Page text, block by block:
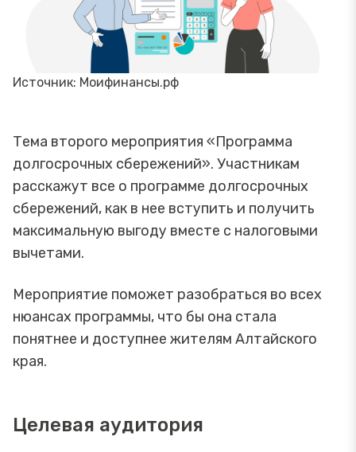
Источник: Моифинансы.рф
Тема второго мероприятия «Программа
долгосрочных сбережений». Участникам
расскажут все о программе долгосрочных
сбережений, как в нее вступить и получить
максимальную выгоду вместе с налоговыми
вычетами.
Мероприятие поможет разобраться во всех
нюансах программы, что бы она стала
понятнее и доступнее жителям Алтайского
края.
Целевая аудитория